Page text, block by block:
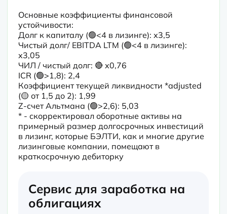
Основные коэффициенты финансовой
устойчивости:
Долг к капиталу (🟢<4 в лизинге): х3,5
Чистый долг/ EBITDA LTM (🟢<4 в лизинге):
х3,05
ЧИЛ / чистый долг: 🔴 х0,76
ICR (🟢>1,8): 2,4
Коэффициент текущей ликвидности *adjusted
(🟡 от 1,5 до 2): 1,99
Z-счет Альтмана (🟢>2,6): 5,03
* - скорректировал оборотные активы на
примерный размер долгосрочных инвестиций
в лизинг, которые БЭЛТИ, как и многие другие
лизинговые компании, помещают в
краткосрочную дебиторку
Сервис для заработка на
облигациях